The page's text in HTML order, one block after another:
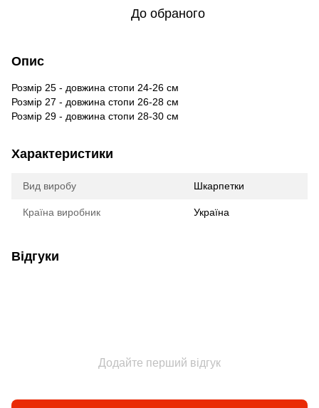
До обраного
Опис
Розмір 25 - довжина стопи 24-26 см
Розмір 27 - довжина стопи 26-28 см
Розмір 29 - довжина стопи 28-30 см
Характеристики
Вид виробу Шкарпетки
Країна виробник Україна
Відгуки
Додайте перший відгук